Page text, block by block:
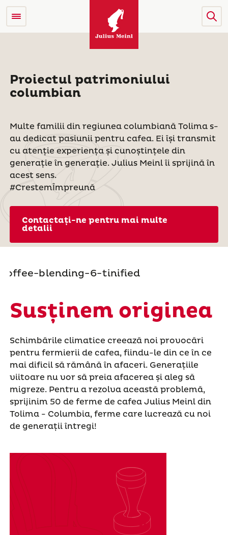
Proiectul patrimoniului
columbian
Multe familii din regiunea columbiană Tolima s-
au dedicat pasiunii pentru cafea. Ei își transmit
cu atenție experiența și cunoștințele din
generație în generație. Julius Meinl îi sprijină în
acest sens.
#CrestemÎmpreună
Contactați-ne pentru mai multe
detalii
Susținem originea
Schimbările climatice creează noi provocări
pentru fermierii de cafea, fiindu-le din ce în ce
mai dificil să rămână în afaceri. Generațiile
viitoare nu vor să preia afacerea și aleg să
migreze. Pentru a rezolva această problemă,
sprijinim 50 de ferme de cafea Julius Meinl din
Tolima - Columbia, ferme care lucrează cu noi
de generații întregi!